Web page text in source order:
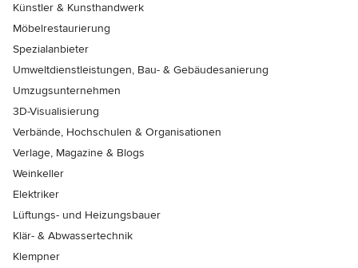
Künstler & Kunsthandwerk
Möbelrestaurierung
Spezialanbieter
Umweltdienstleistungen, Bau- & Gebäudesanierung
Umzugsunternehmen
3D-Visualisierung
Verbände, Hochschulen & Organisationen
Verlage, Magazine & Blogs
Weinkeller
Elektriker
Lüftungs- und Heizungsbauer
Klär- & Abwassertechnik
Klempner